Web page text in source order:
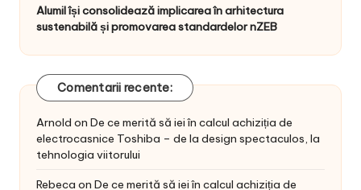
Alumil își consolidează implicarea în arhitectura
sustenabilă și promovarea standardelor nZEB
Comentarii recente:
Arnold on De ce merită să iei în calcul achiziția de
electrocasnice Toshiba – de la design spectaculos, la
tehnologia viitorului
Rebeca on De ce merită să iei în calcul achiziția de